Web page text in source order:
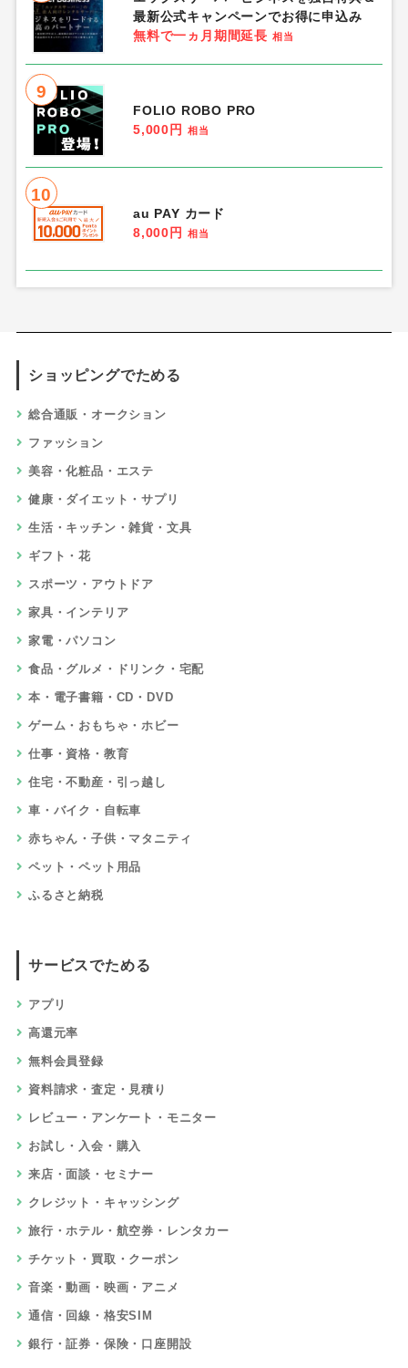
最新公式キャンペーンでお得に申込み
無料で一ヵ月期間延長 相当
9
FOLIO ROBO PRO
5,000円
相当
10
au PAY カード
8,000円
相当
ショッピングでためる
総合通販・オークション
ファッション
美容・化粧品・エステ
健康・ダイエット・サプリ
生活・キッチン・雑貨・文具
ギフト・花
スポーツ・アウトドア
家具・インテリア
家電・パソコン
食品・グルメ・ドリンク・宅配
本・電子書籍・CD・DVD
ゲーム・おもちゃ・ホビー
仕事・資格・教育
住宅・不動産・引っ越し
車・バイク・自転車
赤ちゃん・子供・マタニティ
ペット・ペット用品
ふるさと納税
サービスでためる
アプリ
高還元率
無料会員登録
資料請求・査定・見積り
レビュー・アンケート・モニター
お試し・入会・購入
来店・面談・セミナー
クレジット・キャッシング
旅行・ホテル・航空券・レンタカー
チケット・買取・クーポン
音楽・動画・映画・アニメ
通信・回線・格安SIM
銀行・証券・保険・口座開設